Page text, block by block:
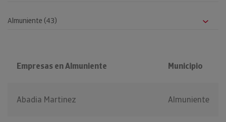
Empresas en Almuniente Municipio
Abadia Martinez Almuniente